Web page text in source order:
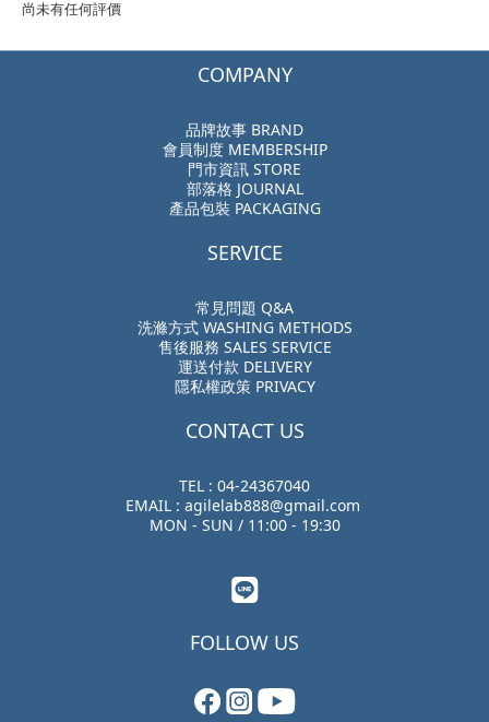
尚未有任何評價
COMPANY
品牌故事 BRAND
會員制度 MEMBERSHIP
門市資訊 STORE
部落格 JOURNAL
產品包裝 PACKAGING
SERVICE
常見問題 Q&A
洗滌方式 WASHING METHODS
售後服務 SALES SERVICE
運送付款 DELIVERY
隱私權政策 PRIVACY
CONTACT US
TEL : 04-24367040
EMAIL : agilelab888@gmail.com
MON - SUN / 11:00 - 19:30
FOLLOW US